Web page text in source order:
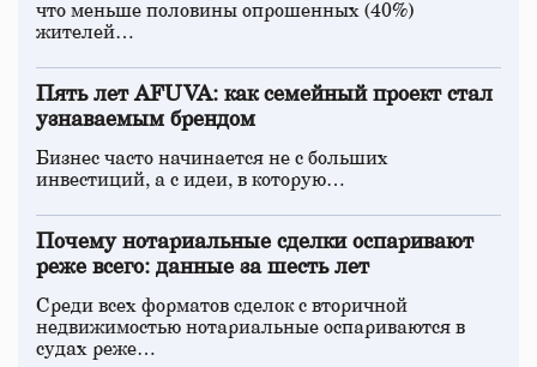
что меньше половины опрошенных (40%)
жителей…
Пять лет AFUVA: как семейный проект стал
узнаваемым брендом
Бизнес часто начинается не с больших
инвестиций, а с идеи, в которую…
Почему нотариальные сделки оспаривают
реже всего: данные за шесть лет
Среди всех форматов сделок с вторичной
недвижимостью нотариальные оспариваются в
судах реже…